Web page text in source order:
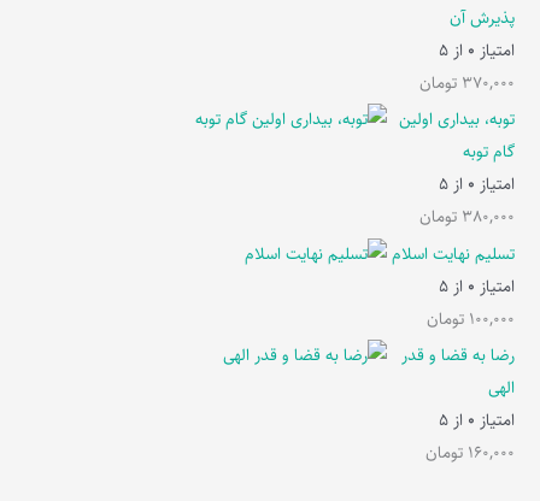
پذیرش آن
امتیاز 0 از 5
370,000 تومان
توبه، بیداری اولین
گام توبه
امتیاز 0 از 5
380,000 تومان
تسلیم نهایت اسلام
امتیاز 0 از 5
100,000 تومان
رضا به قضا و قدر
الهی
امتیاز 0 از 5
160,000 تومان